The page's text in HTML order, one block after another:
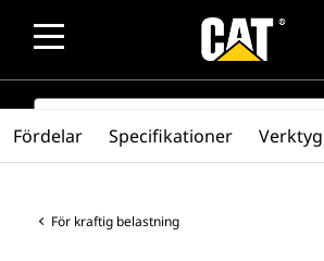
SEARCH
För kraftig belastning
Fördelar Specifikationer Verktyg